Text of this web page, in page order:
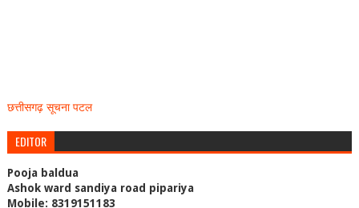
छत्तीसगढ़ सूचना पटल
EDITOR
Pooja baldua
Ashok ward sandiya road pipariya
Mobile: 8319151183